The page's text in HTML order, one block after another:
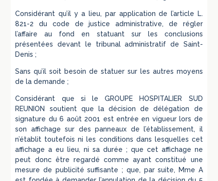
Considérant qu’il y a lieu, par application de l’article L.
821-2 du code de justice administrative, de régler
l’affaire au fond en statuant sur les conclusions
présentées devant le tribunal administratif de Saint-
Denis ;
Sans qu’il soit besoin de statuer sur les autres moyens
de la demande ;
Considérant que si le GROUPE HOSPITALIER SUD
REUNION soutient que la décision de délégation de
signature du 6 août 2001 est entrée en vigueur lors de
son affichage sur des panneaux de l’établissement, il
n’établit toutefois ni les conditions dans lesquelles cet
affichage a eu lieu, ni sa durée ; que cet affichage ne
peut donc être regardé comme ayant constitué une
mesure de publicité suffisante ; que, par suite, Mme A